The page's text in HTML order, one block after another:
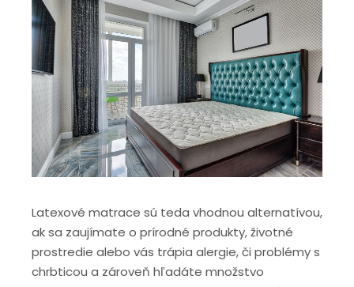
Latexové matrace sú teda vhodnou alternatívou,
ak sa zaujímate o prírodné produkty, životné
prostredie alebo vás trápia alergie, či problémy s
chrbticou a zároveň hľadáte množstvo